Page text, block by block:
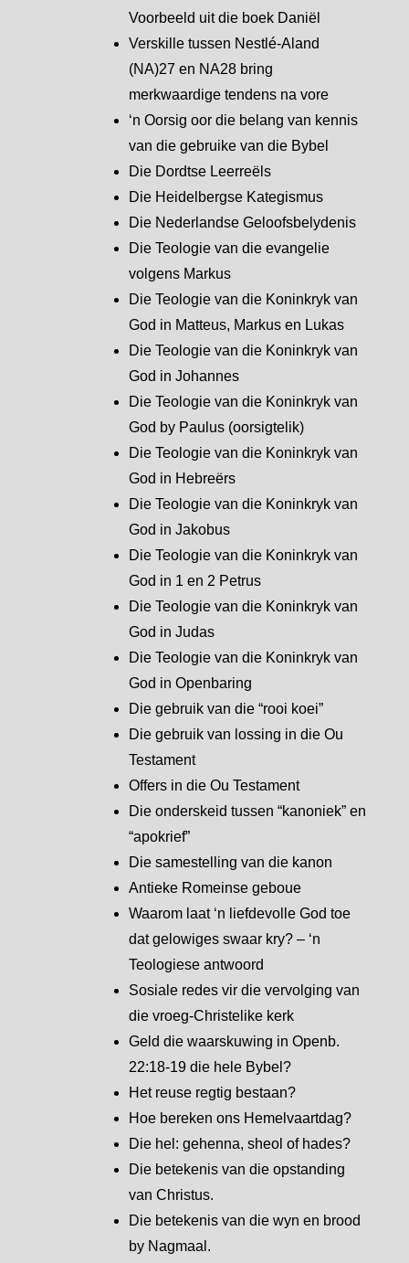
Voorbeeld uit die boek Daniël
Verskille tussen Nestlé-Aland
(NA)27 en NA28 bring
merkwaardige tendens na vore
‘n Oorsig oor die belang van kennis
van die gebruike van die Bybel
Die Dordtse Leerreëls
Die Heidelbergse Kategismus
Die Nederlandse Geloofsbelydenis
Die Teologie van die evangelie
volgens Markus
Die Teologie van die Koninkryk van
God in Matteus, Markus en Lukas
Die Teologie van die Koninkryk van
God in Johannes
Die Teologie van die Koninkryk van
God by Paulus (oorsigtelik)
Die Teologie van die Koninkryk van
God in Hebreërs
Die Teologie van die Koninkryk van
God in Jakobus
Die Teologie van die Koninkryk van
God in 1 en 2 Petrus
Die Teologie van die Koninkryk van
God in Judas
Die Teologie van die Koninkryk van
God in Openbaring
Die gebruik van die “rooi koei”
Die gebruik van lossing in die Ou
Testament
Offers in die Ou Testament
Die onderskeid tussen “kanoniek” en
“apokrief”
Die samestelling van die kanon
Antieke Romeinse geboue
Waarom laat ‘n liefdevolle God toe
dat gelowiges swaar kry? – ‘n
Teologiese antwoord
Sosiale redes vir die vervolging van
die vroeg-Christelike kerk
Geld die waarskuwing in Openb.
22:18-19 die hele Bybel?
Het reuse regtig bestaan?
Hoe bereken ons Hemelvaartdag?
Die hel: gehenna, sheol of hades?
Die betekenis van die opstanding
van Christus.
Die betekenis van die wyn en brood
by Nagmaal.